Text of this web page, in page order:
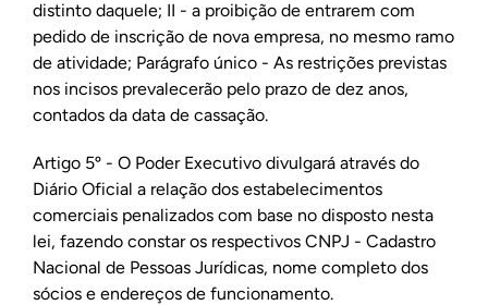
distinto daquele; II - a proibição de entrarem com
pedido de inscrição de nova empresa, no mesmo ramo
de atividade; Parágrafo único - As restrições previstas
nos incisos prevalecerão pelo prazo de dez anos,
contados da data de cassação.
Artigo 5º - O Poder Executivo divulgará através do
Diário Oficial a relação dos estabelecimentos
comerciais penalizados com base no disposto nesta
lei, fazendo constar os respectivos CNPJ - Cadastro
Nacional de Pessoas Jurídicas, nome completo dos
sócios e endereços de funcionamento.